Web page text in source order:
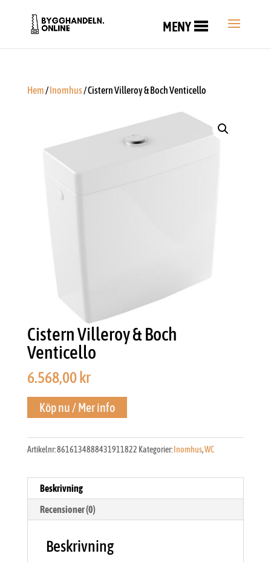
MENY
Hem/Inomhus/ Cistern Villeroy & Boch Venticello
Cistern Villeroy & Boch
Venticello
6.568,00 kr
Köp nu / Mer info
Artikelnr:8616134888431911822 Kategorier: Inomhus,WC
Beskrivning
Recensioner (0)
Beskrivning